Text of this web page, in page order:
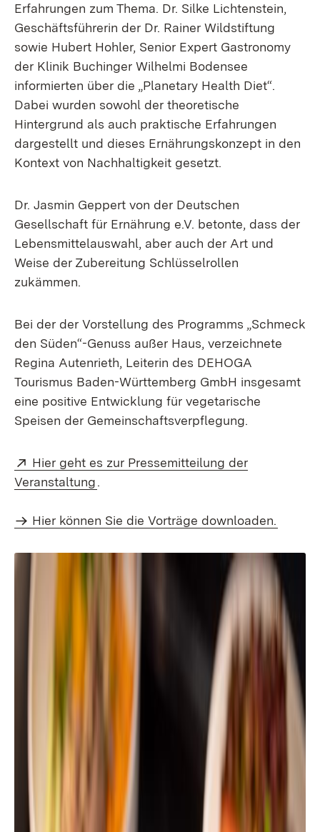
Erfahrungen zum Thema. Dr. Silke Lichtenstein,
Geschäftsführerin der Dr. Rainer Wildstiftung
sowie Hubert Hohler, Senior Expert Gastronomy
der Klinik Buchinger Wilhelmi Bodensee
informierten über die „Planetary Health Diet“.
Dabei wurden sowohl der theoretische
Hintergrund als auch praktische Erfahrungen
dargestellt und dieses Ernährungskonzept in den
Kontext von Nachhaltigkeit gesetzt.
Dr. Jasmin Geppert von der Deutschen
Gesellschaft für Ernährung e.V. betonte, dass der
Lebensmittelauswahl, aber auch der Art und
Weise der Zubereitung Schlüsselrollen
zukämmen.
Bei der der Vorstellung des Programms „Schmeck
den Süden“-Genuss außer Haus, verzeichnete
Regina Autenrieth, Leiterin des DEHOGA
Tourismus Baden-Württemberg GmbH insgesamt
eine positive Entwicklung für vegetarische
Speisen der Gemeinschaftsverpflegung.
Extern:
Hier geht es zur Pressemitteilung der
Veranstaltung.
Hier können Sie die Vorträge downloaden.